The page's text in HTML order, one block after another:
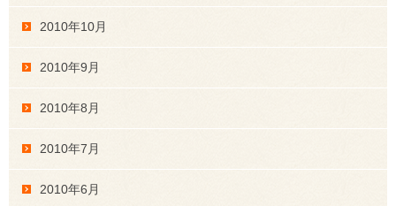
2010年10月
2010年9月
2010年8月
2010年7月
2010年6月